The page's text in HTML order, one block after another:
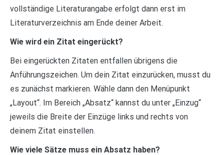
vollständige Literaturangabe erfolgt dann erst im
Literaturverzeichnis am Ende deiner Arbeit.
Wie wird ein Zitat eingerückt?
Bei eingerückten Zitaten entfallen übrigens die
Anführungszeichen. Um dein Zitat einzurücken, musst du
es zunächst markieren. Wähle dann den Menüpunkt
„Layout“. Im Bereich „Absatz“ kannst du unter „Einzug“
jeweils die Breite der Einzüge links und rechts von
deinem Zitat einstellen.
Wie viele Sätze muss ein Absatz haben?